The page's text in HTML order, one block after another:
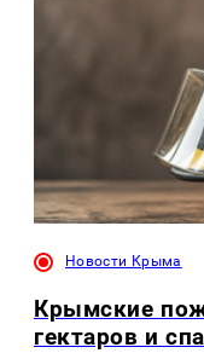
Новости Крыма
Крымские
гектаров и